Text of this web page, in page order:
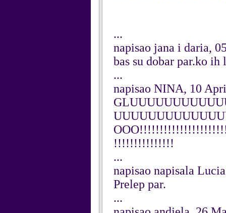
...
napisao jana i daria,
bas su dobar par.ko
...
napisao NINA, 10
!!!!!!!!!!!!!!!
...
napisao napisala
Prelep par.
...